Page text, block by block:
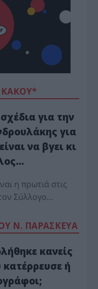
για την
για
να βγει κι
η πρωτιά στις
Σύλλογο…
Ν. ΠΑΡΑΣΚΕΥΑ
κανείς
ή